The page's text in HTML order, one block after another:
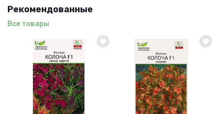
Рекомендованные
Все товары